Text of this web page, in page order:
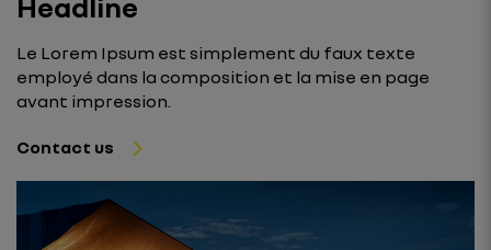
Le Lorem Ipsum est simplement du faux texte
employé dans la composition et la mise en page
avant impression.
Contact us